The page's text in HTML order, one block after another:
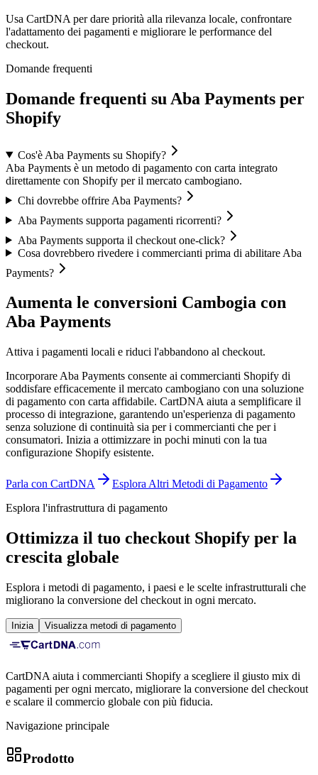
Usa CartDNA per dare priorità alla rilevanza locale, confrontare
l'adattamento dei pagamenti e migliorare le performance del
checkout.
Domande frequenti
Domande frequenti su Aba Payments per
Shopify
Cos'è Aba Payments su Shopify?
Aba Payments è un metodo di pagamento con carta integrato
direttamente con Shopify per il mercato cambogiano.
Chi dovrebbe offrire Aba Payments?
Aba Payments supporta pagamenti ricorrenti?
Aba Payments supporta il checkout one-click?
Cosa dovrebbero rivedere i commercianti prima di abilitare Aba
Payments?
Aumenta le conversioni Cambogia con
Aba Payments
Attiva i pagamenti locali e riduci l'abbandono al checkout.
Incorporare Aba Payments consente ai commercianti Shopify di
soddisfare efficacemente il mercato cambogiano con una soluzione
di pagamento con carta affidabile. CartDNA aiuta a semplificare il
processo di integrazione, garantendo un'esperienza di pagamento
senza soluzione di continuità sia per i commercianti che per i
consumatori. Inizia a ottimizzare in pochi minuti con la tua
configurazione Shopify esistente.
Parla con CartDNA
Esplora Altri Metodi di Pagamento
Esplora l'infrastruttura di pagamento
Ottimizza il tuo checkout Shopify per la
crescita globale
Esplora i metodi di pagamento, i paesi e le scelte infrastrutturali che
migliorano la conversione del checkout in ogni mercato.
Inizia Visualizza metodi di pagamento
CartDNA aiuta i commercianti Shopify a scegliere il giusto mix di
pagamenti per ogni mercato, migliorare la conversione del checkout
e scalare il commercio globale con più fiducia.
Navigazione principale
Prodotto